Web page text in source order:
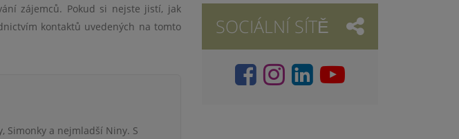
zájemců. Pokud si nejste jistí, jak
kontaktů uvedených na tomto
Simonky a nejmladší Niny. S
SOCIÁLNÍ SÍTĚ